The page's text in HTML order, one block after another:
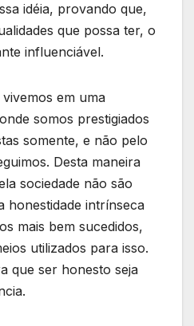
idéia, provando que,
que possa ter, o
influenciável.
em uma
somos prestigiados
somente, e não pelo
Desta maneira
sociedade não são
honestidade intrínseca
mais bem sucedidos,
utilizados para isso.
que ser honesto seja